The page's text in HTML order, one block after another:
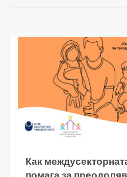
Как
помага за